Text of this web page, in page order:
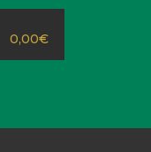
0,00€